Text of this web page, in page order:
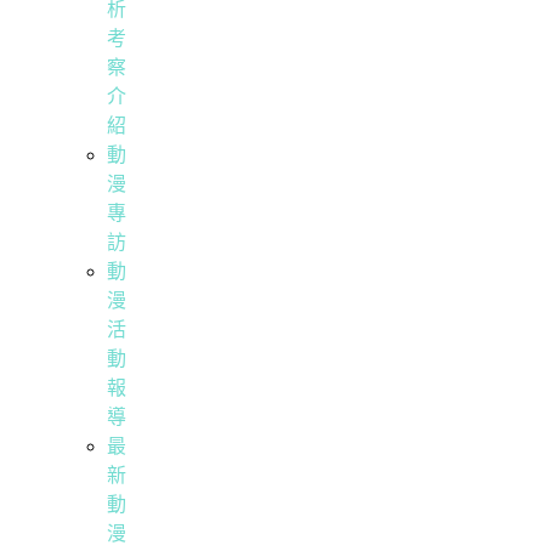
析
考
察
介
紹
動
漫
專
訪
動
漫
活
動
報
導
最
新
動
漫